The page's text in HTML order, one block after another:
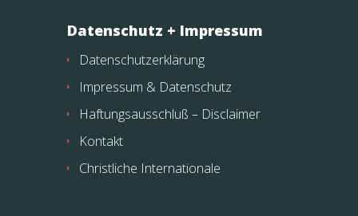
Datenschutz + Impressum
Datenschutzerklärung
Impressum & Datenschutz
Haftungsausschluß – Disclaimer
Kontakt
Christliche Internationale